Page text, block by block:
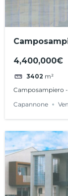
4,400,000€
3402 m²
Camposampiero
Capannone